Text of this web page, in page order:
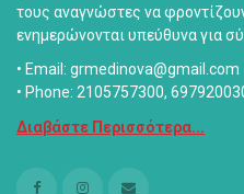
τους αναγνώστες να
ενημερώνονται υπεύθυνα για
• Email: grmedinova@gmail.com
• Phone: 2105757300,
Διαβάστε Περισσότερα...